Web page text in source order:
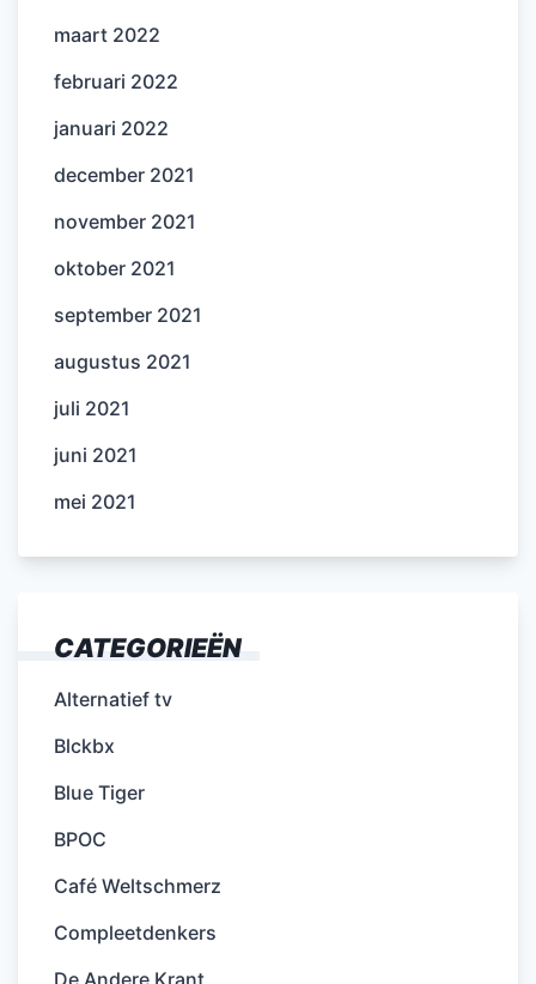
maart 2022
februari 2022
januari 2022
december 2021
november 2021
oktober 2021
september 2021
augustus 2021
juli 2021
juni 2021
mei 2021
CATEGORIEËN
Alternatief tv
Blckbx
Blue Tiger
BPOC
Café Weltschmerz
Compleetdenkers